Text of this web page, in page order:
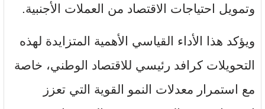
وتمويل احتياجات الاقتصاد من العملات الأجنبية.
ويؤكد هذا الأداء القياسي الأهمية المتزايدة لهذه
التحويلات كرافد رئيسي للاقتصاد الوطني، خاصة
مع استمرار معدلات النمو القوية التي تعزز